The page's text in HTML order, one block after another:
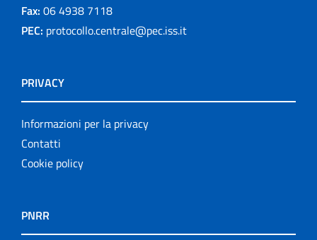
Fax: 06 4938 7118
PEC: protocollo.centrale@pec.iss.it
PRIVACY
Informazioni per la privacy
Contatti
Cookie policy
PNRR